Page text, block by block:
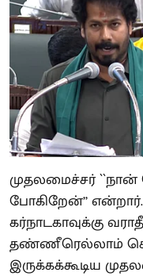
முதலமைச்சர்
போகிறேன்’’
கர்நாடகாவுக்கு
தண்ணீரெல்லாம்
இருக்கக்கூடிய